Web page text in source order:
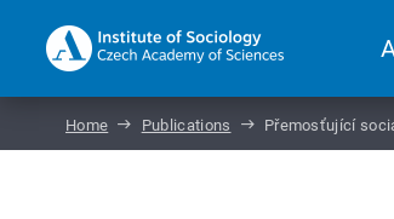
Home Publications Přemosťující